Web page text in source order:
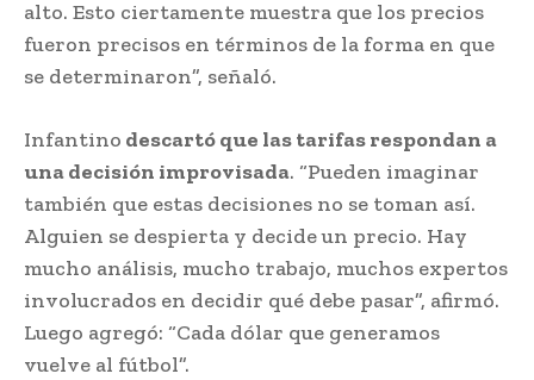
alto. Esto ciertamente muestra que los precios
fueron precisos en términos de la forma en que
se determinaron”, señaló.
Infantino descartó que las tarifas respondan a
una decisión improvisada. “Pueden imaginar
también que estas decisiones no se toman así.
Alguien se despierta y decide un precio. Hay
mucho análisis, mucho trabajo, muchos expertos
involucrados en decidir qué debe pasar”, afirmó.
Luego agregó: “Cada dólar que generamos
vuelve al fútbol”.